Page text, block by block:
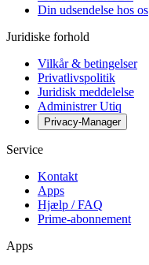
Din udsendelse hos os
Juridiske forhold
Vilkår & betingelser
Privatlivspolitik
Juridisk meddelelse
Administrer Utiq
Privacy-Manager
Service
Kontakt
Apps
Hjælp / FAQ
Prime-abonnement
Apps